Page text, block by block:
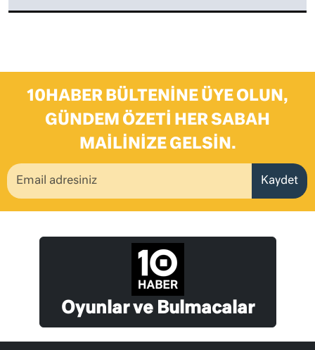
10HABER BÜLTENINE ÜYE OLUN,
GÜNDEM ÖZETI HER SABAH
MAILINIZE GELSIN.
Kaydet
Oyunlar ve Bulmacalar